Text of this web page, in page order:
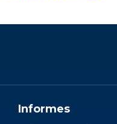
Informes